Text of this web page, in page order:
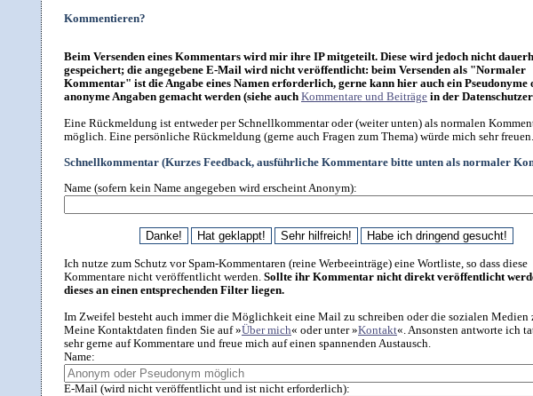
Kommentieren?
Beim Versenden eines Kommentars wird mir ihre IP mitgeteilt. Diese wird jedoch nicht
gespeichert; die angegebene E-Mail wird nicht veröffentlicht: beim Versenden als "Normaler
Kommentar" ist die Angabe eines Namen erforderlich, gerne kann hier auch ein Pseudonyme
anonyme Angaben gemacht werden (siehe auch Kommentare und Beiträge in der
Eine Rückmeldung ist entweder per Schnellkommentar oder (weiter unten) als normalen
möglich. Eine persönliche Rückmeldung (gerne auch Fragen zum Thema) würde mich sehr freuen.
Schnellkommentar (Kurzes Feedback, ausführliche Kommentare bitte unten als normaler
Name (sofern kein Name angegeben wird erscheint Anonym):
Ich nutze zum Schutz vor Spam-Kommentaren (reine Werbeeinträge) eine Wortliste, so dass diese
Kommentare nicht veröffentlicht werden. Sollte ihr Kommentar nicht direkt veröffentlicht
dieses an einen entsprechenden Filter liegen.
Im Zweifel besteht auch immer die Möglichkeit eine Mail zu schreiben oder die sozialen Medien
Meine Kontaktdaten finden Sie auf »Über mich« oder unter »Kontakt«. Ansonsten antworte ich
sehr gerne auf Kommentare und freue mich auf einen spannenden Austausch.
Name:
E-Mail (wird nicht veröffentlicht und ist nicht erforderlich):